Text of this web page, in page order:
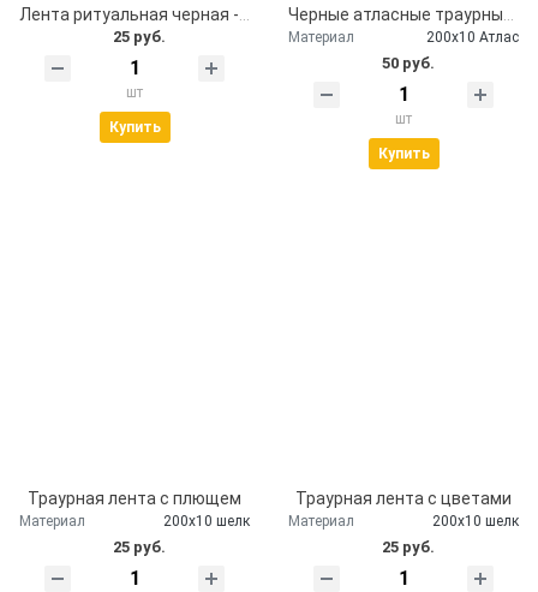
25 руб.
шт
Купить
Материал 200х10 Атлас
50 руб.
шт
Купить
Траурная лента с плющем
Материал 200х10 шелк
25 руб.
Траурная лента с цветами
Материал 200х10 шелк
25 руб.